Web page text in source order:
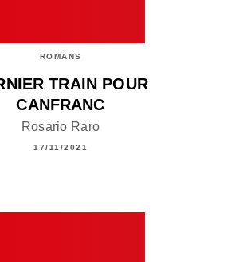
ROMANS
TRAIN POUR
CANFRANC
Rosario Raro
17/11/2021